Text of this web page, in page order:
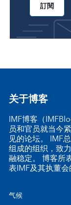
訂閱
关于博客
IMF博客（
员和官员就当今
见的论坛。 IMF
组成的组织，致
融稳定。 博客所
表IMF及其执董会
气候